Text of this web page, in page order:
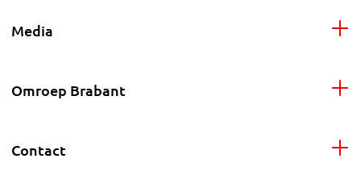
Media
Omroep Brabant
Contact